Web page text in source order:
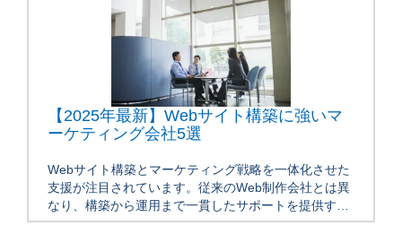
【2025年最新】Webサイト構築に強いマ
ーケティング会社5選
Webサイト構築とマーケティング戦略を一体化させた
支援が注目されています。従来のWeb制作会社とは異
なり、構築から運用まで一貫したサポートを提供する
マーケティング会社が増加中です。本記事では、Web